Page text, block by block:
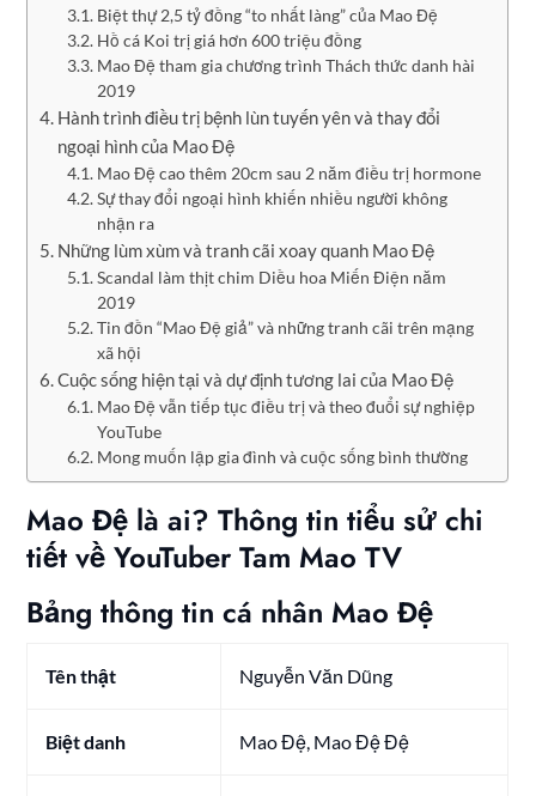
Biệt thự 2,5 tỷ đồng “to nhất làng” của Mao Đệ
Hồ cá Koi trị giá hơn 600 triệu đồng
Mao Đệ tham gia chương trình Thách thức danh hài
2019
Hành trình điều trị bệnh lùn tuyến yên và thay đổi
ngoại hình của Mao Đệ
Mao Đệ cao thêm 20cm sau 2 năm điều trị hormone
Sự thay đổi ngoại hình khiến nhiều người không
nhận ra
Những lùm xùm và tranh cãi xoay quanh Mao Đệ
Scandal làm thịt chim Diều hoa Miến Điện năm
2019
Tin đồn “Mao Đệ giả” và những tranh cãi trên mạng
xã hội
Cuộc sống hiện tại và dự định tương lai của Mao Đệ
Mao Đệ vẫn tiếp tục điều trị và theo đuổi sự nghiệp
YouTube
Mong muốn lập gia đình và cuộc sống bình thường
Mao Đệ là ai? Thông tin tiểu sử chi
tiết về YouTuber Tam Mao TV
Bảng thông tin cá nhân Mao Đệ
Tên thật Nguyễn Văn Dũng
Biệt danh Mao Đệ, Mao Đệ Đệ